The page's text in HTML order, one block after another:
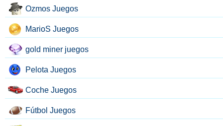
Ozmos Juegos
MarioS Juegos
gold miner juegos
Pelota Juegos
Coche Juegos
Fútbol Juegos